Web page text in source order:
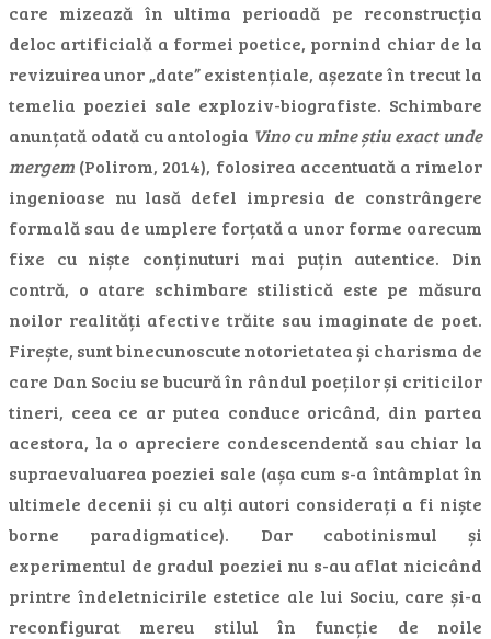
care mizează în ultima perioadă pe reconstrucția
deloc artificială a formei poetice, pornind chiar de la
revizuirea unor „date” existențiale, așezate în trecut la
temelia poeziei sale exploziv-biografiste. Schimbare
anunțată odată cu antologia Vino cu mine știu exact unde
mergem (Polirom, 2014), folosirea accentuată a rimelor
ingenioase nu lasă defel impresia de constrângere
formală sau de umplere forțată a unor forme oarecum
fixe cu niște conținuturi mai puțin autentice. Din
contră, o atare schimbare stilistică este pe măsura
noilor realități afective trăite sau imaginate de poet.
Firește, sunt binecunoscute notorietatea și charisma de
care Dan Sociu se bucură în rândul poeților și criticilor
tineri, ceea ce ar putea conduce oricând, din partea
acestora, la o apreciere condescendentă sau chiar la
supraevaluarea poeziei sale (așa cum s-a întâmplat în
ultimele decenii și cu alți autori considerați a fi niște
borne paradigmatice). Dar cabotinismul și
experimentul de gradul poeziei nu s-au aflat nicicând
printre îndeletnicirile estetice ale lui Sociu, care și-a
reconfigurat mereu stilul în funcție de noile